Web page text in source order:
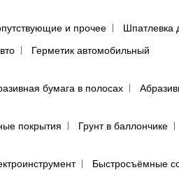
и прочее
Шпатлевка
Герметик автомобильный
бумага в полосах
покрытия Грунт в баллончике
Быстросъёмные